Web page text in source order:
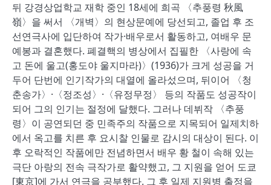
뒤 강경상업학교 재학 중인 18세에 희곡 〈추풍령 秋風
嶺〉을 써서 〈개벽〉의 현상문예에 당선되고, 졸업 후 조
선연극사에 입단하여 작가·배우로서 활동하고, 여배우 문
예봉과 결혼했다. 폐결핵의 병상에서 집필한 〈사랑에 속
고 돈에 울고(홍도야 울지마라)〉(1936)가 크게 성공을 거
두어 단번에 인기작가의 대열에 올라섰으며, 뒤이어 〈청
춘송가〉·〈정조성〉·〈유정무정〉 등의 작품도 성공작이
되어 그의 인기는 절정에 달했다. 그러나 데뷔작 〈추풍
령〉이 공연되던 중 민족주의 작품으로 지목되어 일제치하
에서 옥고를 치른 후 요시찰 인물로 감시의 대상이 된다. 이
후 오락적인 작품에만 전념하면서 배우 황 철이 속해 있는
극단 아랑의 전속 극작가로 활약했고, 그 지원을 얻어 도쿄
[東京]에 가서 연극을 공부했다. 그 후 일제 지원병 출정을